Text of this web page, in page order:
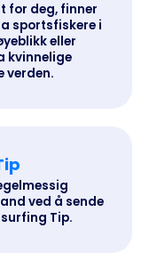
for deg, finner
sportsfiskere i
eller
kvinnelige
verden.
ved å sende
Tip.